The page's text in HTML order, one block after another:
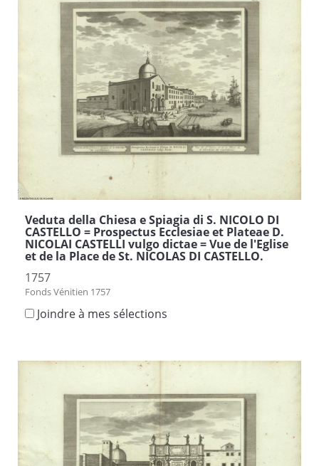
Veduta della Chiesa e Spiagia di S. NICOLO DI
CASTELLO = Prospectus Ecclesiae et Plateae D.
NICOLAI CASTELLI vulgo dictae = Vue de l'Eglise
et de la Place de St. NICOLAS DI CASTELLO.
1757
Fonds Vénitien 1757
Joindre à mes sélections